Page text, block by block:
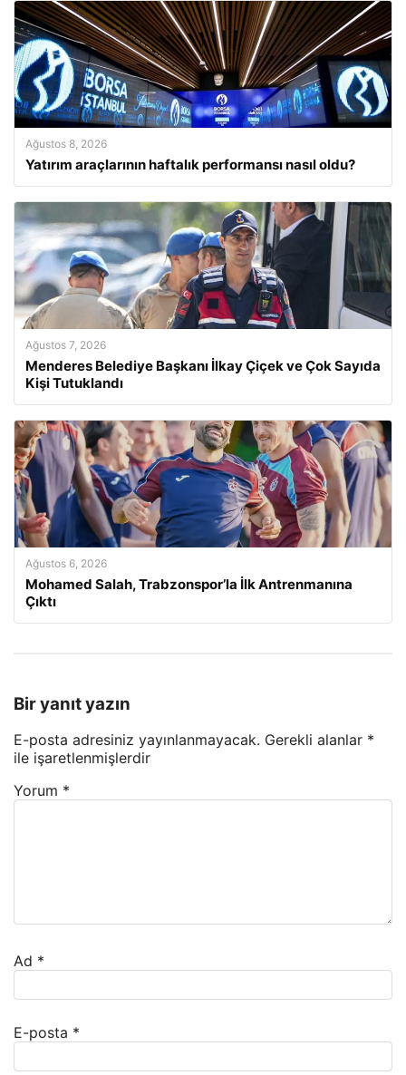
Ağustos 8, 2026
Yatırım araçlarının haftalık performansı nasıl oldu?
Ağustos 7, 2026
Menderes Belediye Başkanı İlkay Çiçek ve Çok Sayıda
Kişi Tutuklandı
Ağustos 6, 2026
Mohamed Salah, Trabzonspor’la İlk Antrenmanına
Çıktı
Bir yanıt yazın
E-posta adresiniz yayınlanmayacak. Gerekli alanlar *
ile işaretlenmişlerdir
Yorum *
Ad *
E-posta *